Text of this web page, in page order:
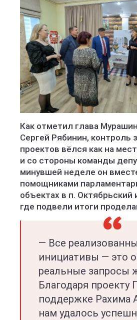
Как отметил глава
Сергей Рябинин, контроль
проектов вёлся как на
и со стороны команды
минувшей неделе он
помощниками
объектах в п. Октябрьский
где подвели итоги
— Все
инициативы — это
реальные запросы
Благодаря
поддержке Рахима
нам удалось